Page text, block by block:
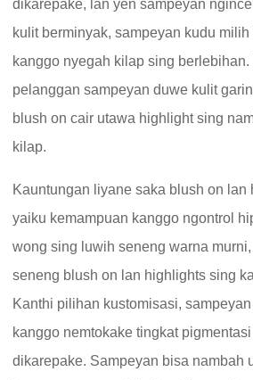
dikarepake, lan yen sampeyan
kulit berminyak, sampeyan kudu
kanggo nyegah kilap sing
pelanggan sampeyan duwe kulit
blush on cair utawa highlight sing
kilap.
Kauntungan liyane saka blush on lan
yaiku kemampuan kanggo ngontrol
wong sing luwih seneng warna
seneng blush on lan highlights sing
Kanthi pilihan kustomisasi,
kanggo nemtokake tingkat
dikarepake. Sampeyan bisa nambah